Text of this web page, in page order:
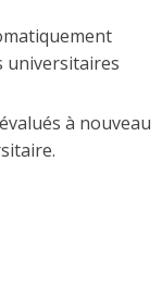
universitaires
à nouveau